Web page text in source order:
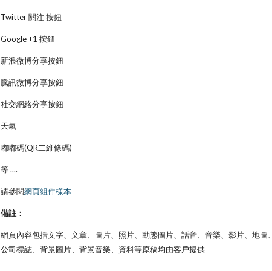
Twitter 關注 按鈕
Google +1 按鈕
新浪微博分享按鈕
騰訊微博分享按鈕
社交網絡分享按鈕
天氣
嘟嘟碼(QR二維條碼)
等 ....
請參閱網頁組件樣本
備註：
網頁內容包括文字、文章、圖片、照片、動態圖片、話音、音樂、影片、地圖、
公司標誌、背景圖片、背景音樂、資料等原稿均由客戶提供
Page
Google Sites Report abuse